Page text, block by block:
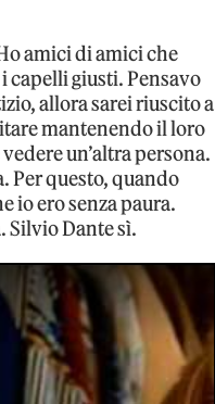
amici di amici che
capelli giusti. Pensavo
allora sarei riuscito a
mantenendo il loro
un’altra persona.
Per questo, quando
io ero senza paura.
Silvio Dante sì.